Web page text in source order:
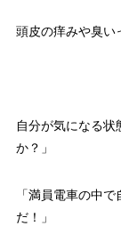
頭皮の痒みや臭い
自分が気になる
か？」
「満員電車の中
だ！」